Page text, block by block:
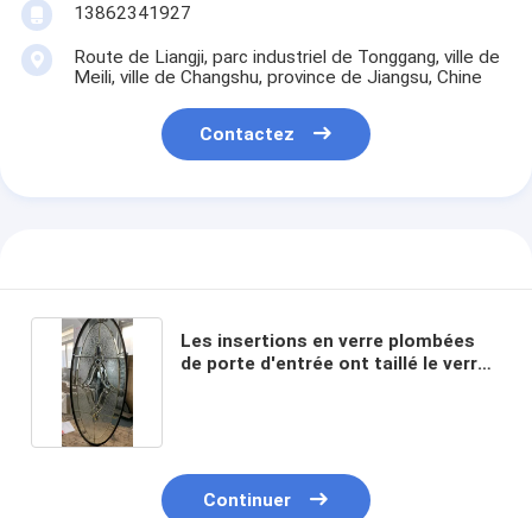
13862341927
Route de Liangji, parc industriel de Tonggang, ville de
Meili, ville de Changshu, province de Jiangsu, Chine
Contactez
Les insertions en verre plombées
de porte d'entrée ont taillé le verre
Continuer